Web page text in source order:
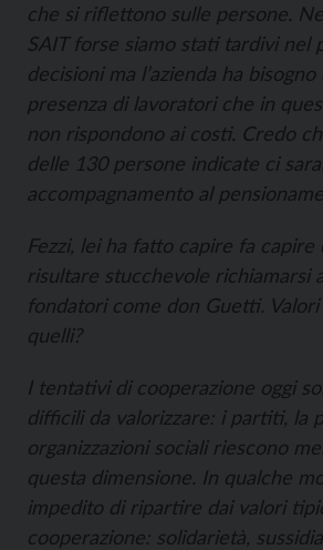
che si riflettono sulle persone.
SAIT forse siamo stati tardivi nel
decisioni ma l’azienda ha
presenza di lavoratori che in
non rispondono ai costi. Credo
delle 130 persone indicate ci
accompagnamento al
Fezzi, lei ha fatto capire fa capire
risultare stucchevole richiamarsi
fondatori come don Guetti.
quelli?
I tentativi di cooperazione oggi
difficili da valorizzare: i partiti, la
organizzazioni sociali riescono
questa dimensione. In qualche
impedito di ripartire dai valori
cooperazione: solidarietà,